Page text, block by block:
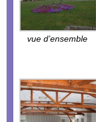
vue d’ensemble